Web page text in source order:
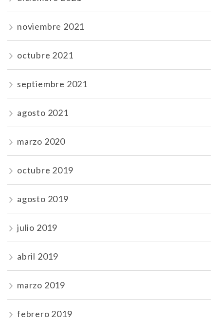
noviembre 2021
octubre 2021
septiembre 2021
agosto 2021
marzo 2020
octubre 2019
agosto 2019
julio 2019
abril 2019
marzo 2019
febrero 2019